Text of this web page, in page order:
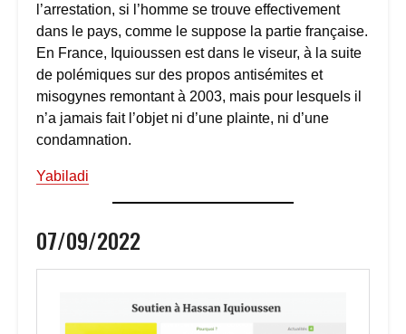
l’arrestation, si l’homme se trouve effectivement
dans le pays, comme le suppose la partie française.
En France, Iquioussen est dans le viseur, à la suite
de polémiques sur des propos antisémites et
misogynes remontant à 2003, mais pour lesquels il
n’a jamais fait l’objet ni d’une plainte, ni d’une
condamnation.
Yabiladi
07/09/2022